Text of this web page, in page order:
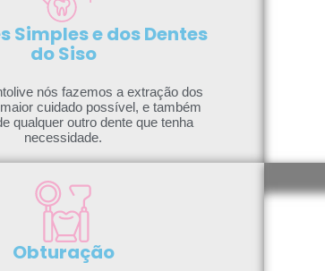
Simples e dos Dentes
do Siso
nós fazemos a extração dos
cuidado possível, e também
qualquer outro dente que tenha
necessidade.
Obturação